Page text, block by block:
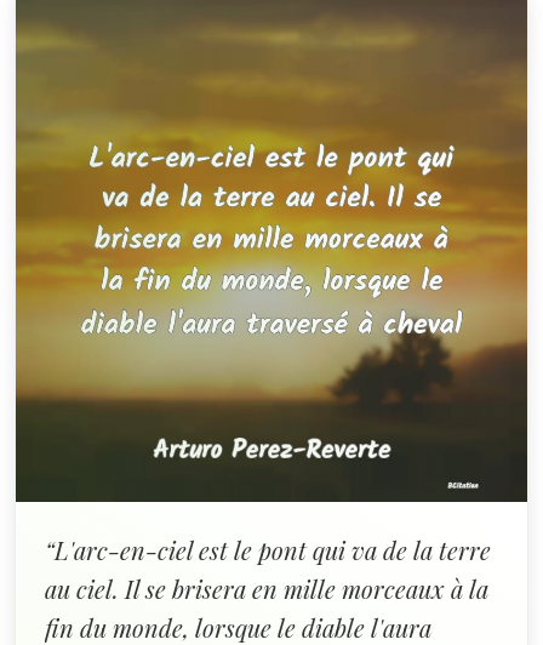
“L'arc-en-ciel est le pont qui va de la terre
au ciel. Il se brisera en mille morceaux à la
fin du monde, lorsque le diable l'aura